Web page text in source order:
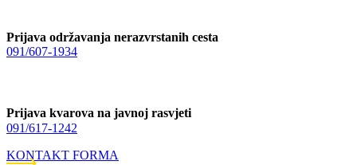
Prijava održavanja nerazvrstanih cesta
091/607-1934
Prijava kvarova na javnoj rasvjeti
091/617-1242
KONTAKT FORMA